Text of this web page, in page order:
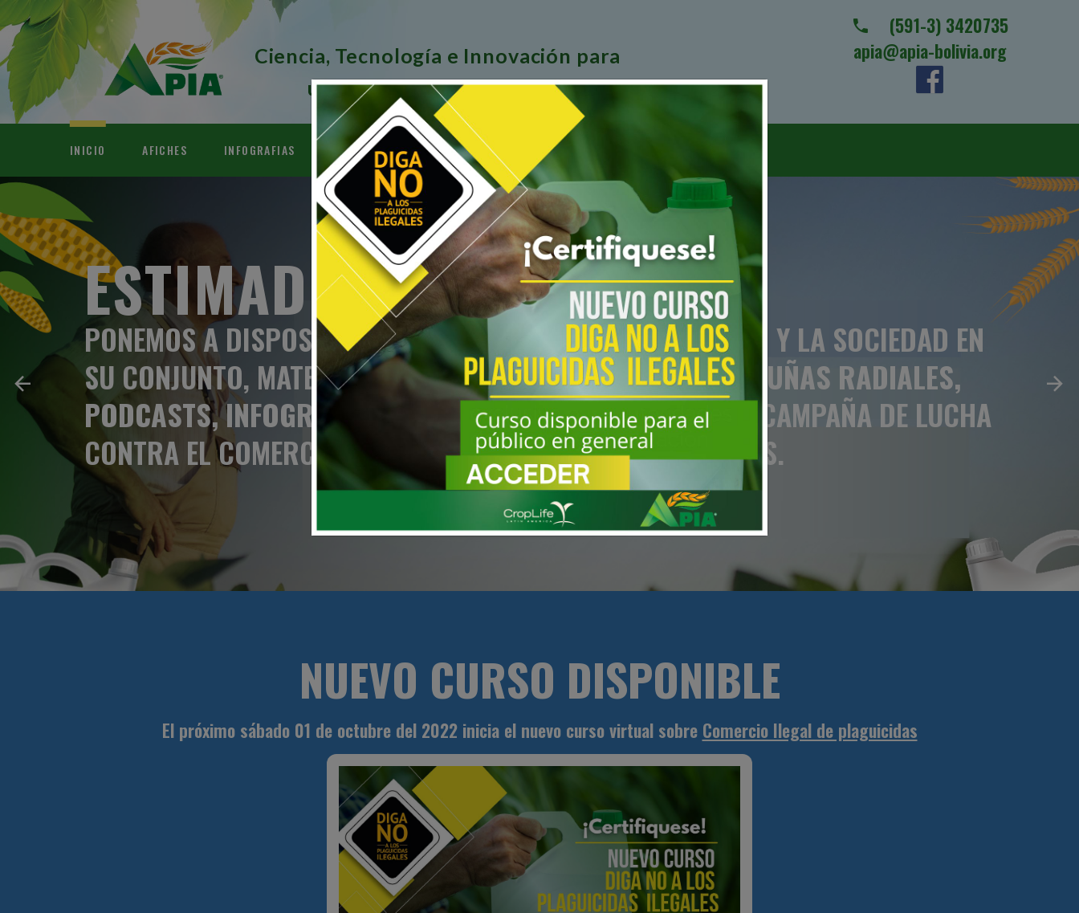
Ciencia, Tecnología e Innovación para
una Agricultura Sostenible
(591-3) 3420735
apia@apia-bolivia.org
INICIO AFICHES INFOGRAFIAS VIDEOS CUÑAS RADIALES PODCASTS
ESTIMADO LECTOR:
PONEMOS A DISPOSICION DEL PRODUCTOR AGROPECUARIO Y LA SOCIEDAD EN
SU CONJUNTO, MATERIAL DE INTERES COMO SERAFICHES, CUÑAS RADIALES,
PODCASTS, INFOGRAFIAS, Y VIDEOSEN EL MARCO DE UNA CAMPAÑA DE LUCHA
CONTRA EL COMERCIO ILEGAL DE INSUMOS AGROPECUARIOS.
NUEVO CURSO DISPONIBLE
El próximo sábado 01 de octubre del 2022 inicia el nuevo curso virtual sobre Comercio Ilegal de plaguicidas